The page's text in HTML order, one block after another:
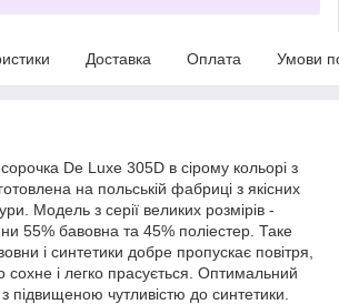
Доставка Оплата Умови
De Luxe 305D в сірому кольорі з
на польській фабриці з якісних
Модель з серії великих розмірів -
55% бавовна та 45% поліестер. Таке
і синтетики добре пропускає повітря,
і легко прасується. Оптимальний
підвищеною чутливістю до синтетики.